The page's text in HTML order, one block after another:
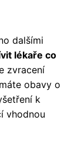
dalšími
lékaře co
zvracení
obavy o
k
vhodnou